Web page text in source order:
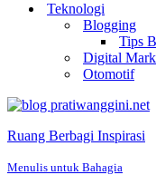
Teknologi
Blogging
Tips
Digital
Otomotif
Ruang Berbagi Inspirasi
Menulis untuk Bahagia